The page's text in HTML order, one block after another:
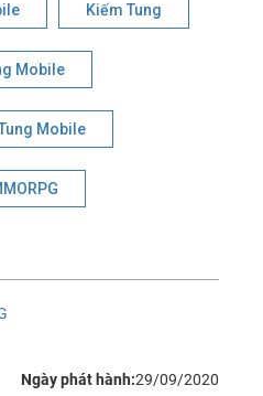
Kiếm Tung
Mobile
Mobile
Ngày phát hành:29/09/2020